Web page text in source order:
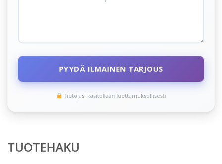
PYYDÄ ILMAINEN TARJOUS
Tietojasi käsitellään luottamuksellisesti
TUOTEHAKU